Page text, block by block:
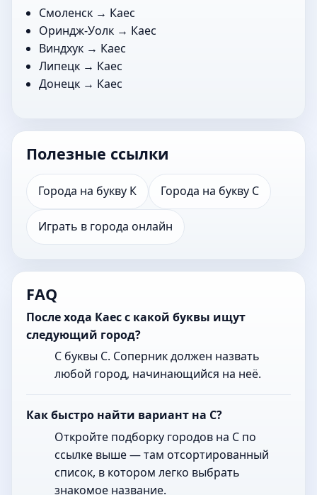
Смоленск → Каес
Ориндж-Уолк → Каес
Виндхук → Каес
Липецк → Каес
Донецк → Каес
Полезные ссылки
Города на букву К Города на букву С
Играть в города онлайн
FAQ
После хода Каес с какой буквы ищут
следующий город?
С буквы С. Соперник должен назвать
любой город, начинающийся на неё.
Как быстро найти вариант на С?
Откройте подборку городов на С по
ссылке выше — там отсортированный
список, в котором легко выбрать
знакомое название.